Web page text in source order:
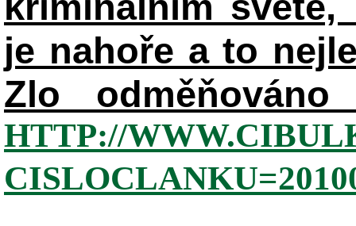
je nahoře a to
Zlo
HTTP://